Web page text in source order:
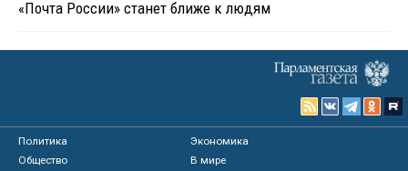
«Почта России» станет ближе к людям
Политика
Экономика
Общество
В мире